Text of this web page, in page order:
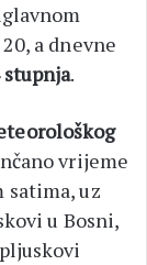
a dnevne
stupnja.
vrijeme
satima, uz
u Bosni,